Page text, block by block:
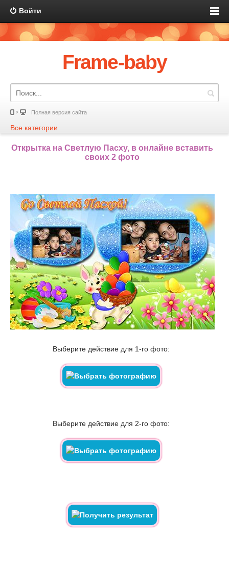
Войти
Frame-baby
Полная версия сайта
Все категории
Открытка на Светлую Пасху, в онлайне вставить
своих 2 фото
Выберите действие для 1-го фото:
Выберите действие для 2-го фото: